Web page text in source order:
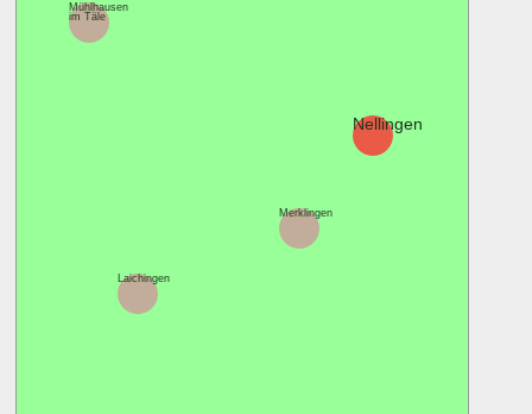
Nellingen
Mühlhausen
im Täle
Merklingen
Laichingen